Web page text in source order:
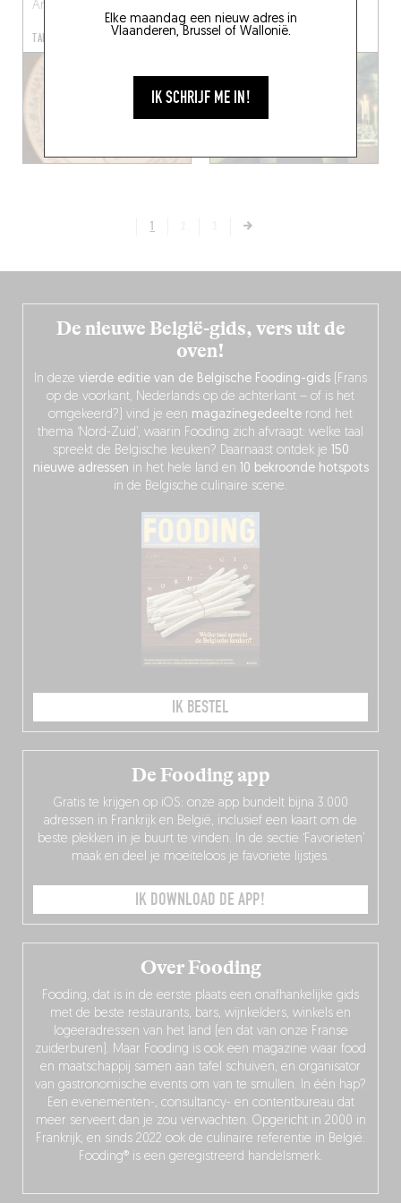
Elke maandag een nieuw adres in
Vlaanderen, Brussel of Wallonië.
IK SCHRIJF ME IN!
Antwerpen (2000)
TAFEL RESERVEREN
1
De nieuwe België-gids, vers uit de
oven!
In deze vierde editie van de Belgische Fooding-gids (Frans
op de voorkant, Nederlands op de achterkant – of is het
omgekeerd?) vind je een magazinegedeelte rond het
thema ‘Nord-Zuid’, waarin Fooding zich afvraagt: welke taal
spreekt de Belgische keuken? Daarnaast ontdek je 150
nieuwe adressen in het hele land en 10 bekroonde hotspots
in de Belgische culinaire scene.
IK BESTEL
Over Fooding
Fooding, dat is in de eerste plaats een onafhankelijke gids
met de beste restaurants, bars, wijnkelders, winkels en
logeeradressen van het land (en dat van onze Franse
zuiderburen). Maar Fooding is ook een magazine waar food
en maatschappij samen aan tafel schuiven, en organisator
van gastronomische events om van te smullen. In één hap?
Een evenementen-, consultancy- en contentbureau dat
meer serveert dan je zou verwachten. Opgericht in 2000 in
Frankrijk, en sinds 2022 ook de culinaire referentie in België.
Fooding® is een geregistreerd handelsmerk.
De Fooding app
Gratis te krijgen op iOS: onze app bundelt bijna 3.000
adressen in Frankrijk en België, inclusief een kaart om de
beste plekken in je buurt te vinden. In de sectie ‘Favorieten’
maak en deel je moeiteloos je favoriete lijstjes.
IK DOWNLOAD DE APP!